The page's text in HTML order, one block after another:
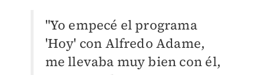
"Yo empecé el programa
'Hoy' con Alfredo Adame,
me llevaba muy bien con él,